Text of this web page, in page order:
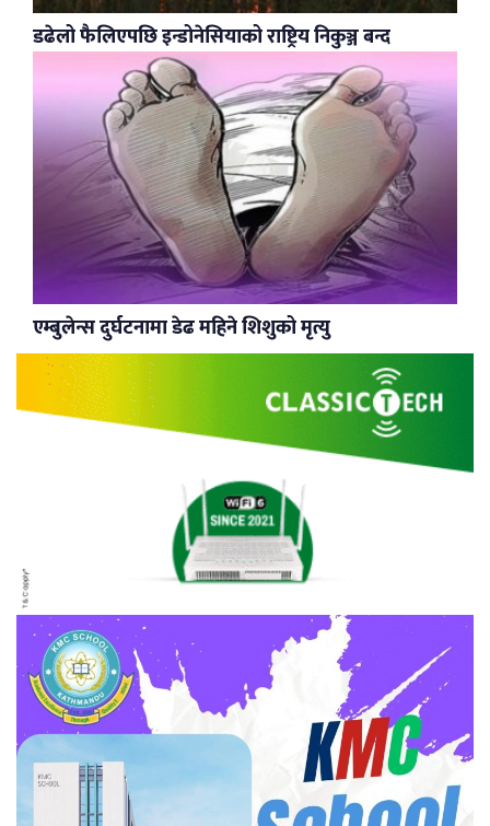
डढेलो फैलिएपछि इन्डोनेसियाको राष्ट्रिय निकुञ्ज बन्द
एम्बुलेन्स दुर्घटनामा डेढ महिने शिशुको मृत्यु